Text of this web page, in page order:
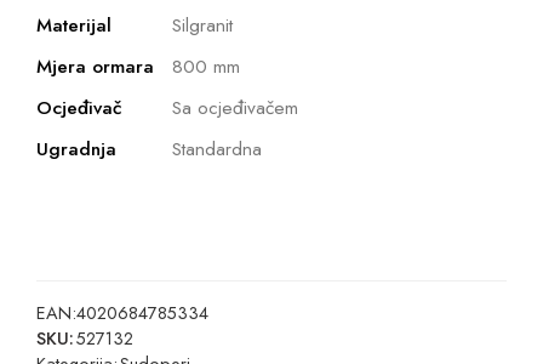
Materijal
Silgranit
Mjera ormara
800 mm
Ocjeđivač
Sa ocjeđivačem
Ugradnja
Standardna
EAN:4020684785334
SKU:527132